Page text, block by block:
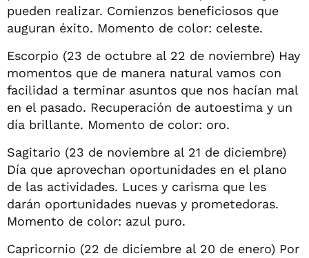
pueden realizar. Comienzos beneficiosos que
auguran éxito. Momento de color: celeste.
Escorpio (23 de octubre al 22 de noviembre) Hay
momentos que de manera natural vamos con
facilidad a terminar asuntos que nos hacían mal
en el pasado. Recuperación de autoestima y un
día brillante. Momento de color: oro.
Sagitario (23 de noviembre al 21 de diciembre)
Día que aprovechan oportunidades en el plano
de las actividades. Luces y carisma que les
darán oportunidades nuevas y prometedoras.
Momento de color: azul puro.
Capricornio (22 de diciembre al 20 de enero) Por